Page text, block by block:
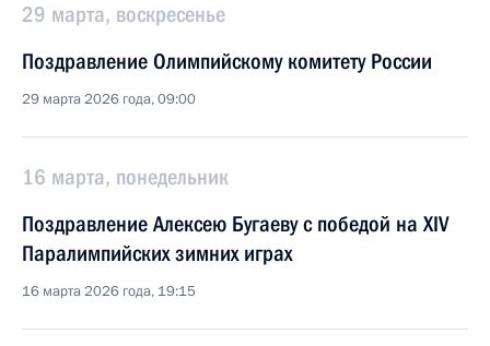
29 марта, воскресенье
Поздравление Олимпийскому комитету России
29 марта 2026 года, 09:00
16 марта, понедельник
Поздравление Алексею Бугаеву с победой на XIV
Паралимпийских зимних играх
16 марта 2026 года, 19:15